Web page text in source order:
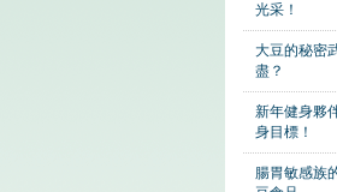
光采！
大豆的秘密
盡？
新年健身夥
身目標！
腸胃敏感族